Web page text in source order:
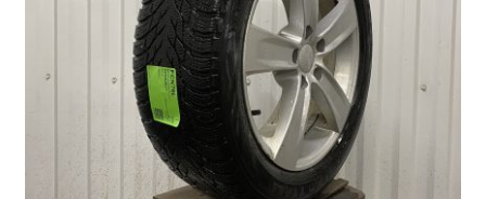
Kontakta oss
Köpvillkor & retur